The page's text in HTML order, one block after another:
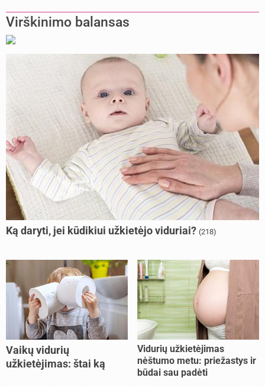
Virškinimo balansas
Ką daryti, jei kūdikiui užkietėjo viduriai? (218)
Vaikų vidurių
užkietėjimas: štai ką
Vidurių užkietėjimas
nėštumo metu: priežastys ir
būdai sau padėti